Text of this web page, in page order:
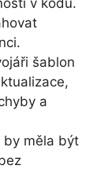
v kódu.
šablon
a
by měla být